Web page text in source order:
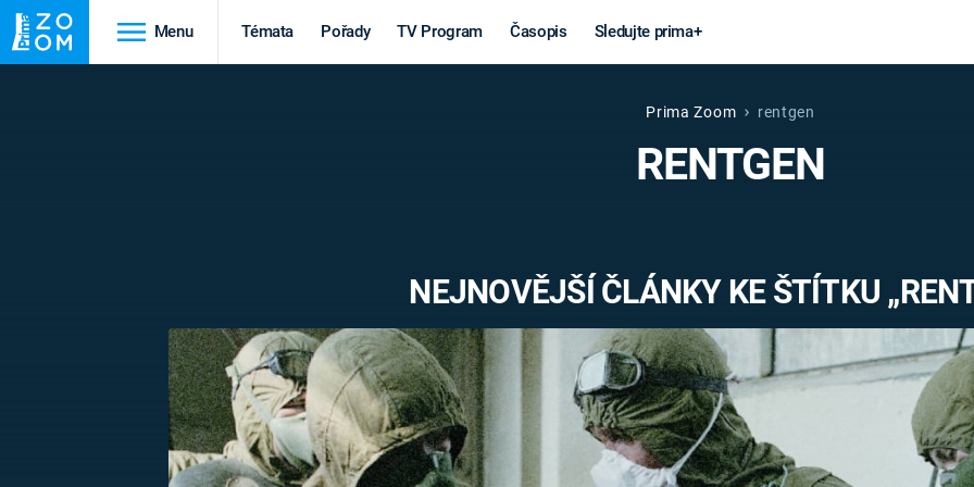
Menu Témata Pořady TV Program Časopis Sledujte prima+
STAROVĚKÝ EGYPT
Věda a
technika
MARS
VÁLEČNÉ
Výročí
Záhady a
Prima Zoom rentgen
RENTGEN
NEJNOVĚJŠÍ ČLÁNKY KE ŠTÍTKU